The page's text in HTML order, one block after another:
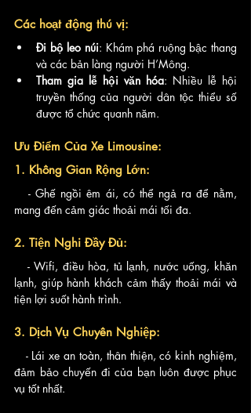
Các hoạt động thú vị:
Đi bộ leo núi: Khám phá ruộng bậc thang
và các bản làng người H’Mông.
Tham gia lễ hội văn hóa: Nhiều lễ hội
truyền thống của người dân tộc thiểu số
được tổ chức quanh năm.
Ưu Điểm Của Xe Limousine:
1. Không Gian Rộng Lớn:
   - Ghế ngồi êm ái, có thể ngả ra để nằm,
mang đến cảm giác thoải mái tối đa.
2. Tiện Nghi Đầy Đủ:
lạnh, giúp hành khách cảm thấy thoải mái và
tiện lợi suốt hành trình.
3. Dịch Vụ Chuyên Nghiệp:
đảm bảo chuyến đi của bạn luôn được phục
vụ tốt nhất.